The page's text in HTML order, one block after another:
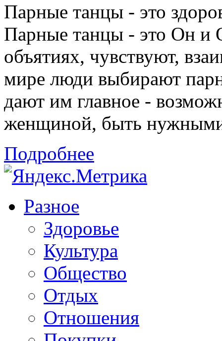
Парные танцы - это
Парные танцы - это Он и
объятиях, чувствуют,
мире люди выбирают
дают им главное -
женщиной, быть нужными
Подробнее
Разное
Здоровье
Культура
Общество
Отдых
Отношения